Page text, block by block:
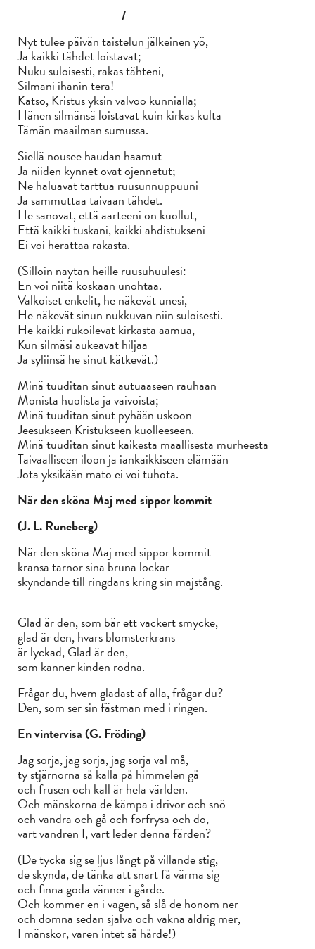
/
Nyt tulee päivän taistelun jälkeinen yö,
Ja kaikki tähdet loistavat;
Nuku suloisesti, rakas tähteni,
Silmäni ihanin terä!
Katso, Kristus yksin valvoo kunnialla;
Hänen silmänsä loistavat kuin kirkas kulta
Tämän maailman sumussa.
Siellä nousee haudan haamut
Ja niiden kynnet ovat ojennetut;
Ne haluavat tarttua ruusunnuppuuni
Ja sammuttaa taivaan tähdet.
He sanovat, että aarteeni on kuollut,
Että kaikki tuskani, kaikki ahdistukseni
Ei voi herättää rakasta.
(Silloin näytän heille ruusuhuulesi:
En voi niitä koskaan unohtaa.
Valkoiset enkelit, he näkevät unesi,
He näkevät sinun nukkuvan niin suloisesti.
He kaikki rukoilevat kirkasta aamua,
Kun silmäsi aukeavat hiljaa
Ja syliinsä he sinut kätkevät.)
Minä tuuditan sinut autuaaseen rauhaan
Monista huolista ja vaivoista;
Minä tuuditan sinut pyhään uskoon
Jeesukseen Kristukseen kuolleeseen.
Minä tuuditan sinut kaikesta maallisesta murheesta
Taivaalliseen iloon ja iankaikkiseen elämään
Jota yksikään mato ei voi tuhota.
När den sköna Maj med sippor kommit
(J. L. Runeberg)
När den sköna Maj med sippor kommit
kransa tärnor sina bruna lockar
skyndande till ringdans kring sin majstång.
Glad är den, som bär ett vackert smycke,
glad är den, hvars blomsterkrans
är lyckad, Glad är den,
som känner kinden rodna.
Frågar du, hvem gladast af alla, frågar du?
Den, som ser sin fästman med i ringen.
En vintervisa (G. Fröding)
Jag sörja, jag sörja, jag sörja väl må,
ty stjärnorna så kalla på himmelen gå
och frusen och kall är hela världen.
Och mänskorna de kämpa i drivor och snö
och vandra och gå och förfrysa och dö,
vart vandren I, vart leder denna färden?
(De tycka sig se ljus långt på villande stig,
de skynda, de tänka att snart få värma sig
och finna goda vänner i gårde.
Och kommer en i vägen, så slå de honom ner
och domna sedan själva och vakna aldrig mer,
I mänskor, varen intet så hårde!)